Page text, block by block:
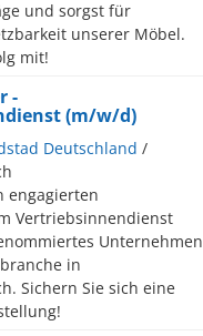
und sorgst für
unserer Möbel.
mit!
-
(m/w/d)
Deutschland /
engagierten
Vertriebsinnendienst
Unternehmen
in
Sichern Sie sich eine